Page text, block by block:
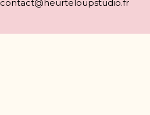
contact@heurteloupstudio.fr